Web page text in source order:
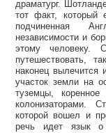
драматург.
тот факт, который
подчиненная
независимости и
этому человеку.
путешествовать,
наконец вылечится
участок земли на
туземцы,
колонизаторами.
которой вошел и
речь идет язык о